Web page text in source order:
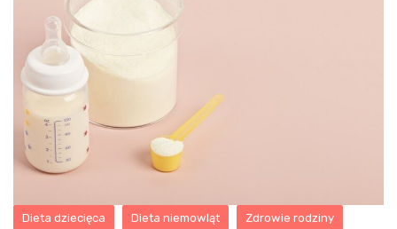
Dieta dziecięca Dieta niemowląt Zdrowie rodziny